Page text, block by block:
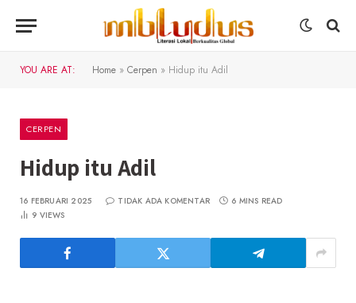
YOU ARE AT: Home » Cerpen » Hidup itu Adil
CERPEN
Hidup itu Adil
16 FEBRUARI 2025 TIDAK ADA KOMENTAR
6 MINS READ
9 VIEWS